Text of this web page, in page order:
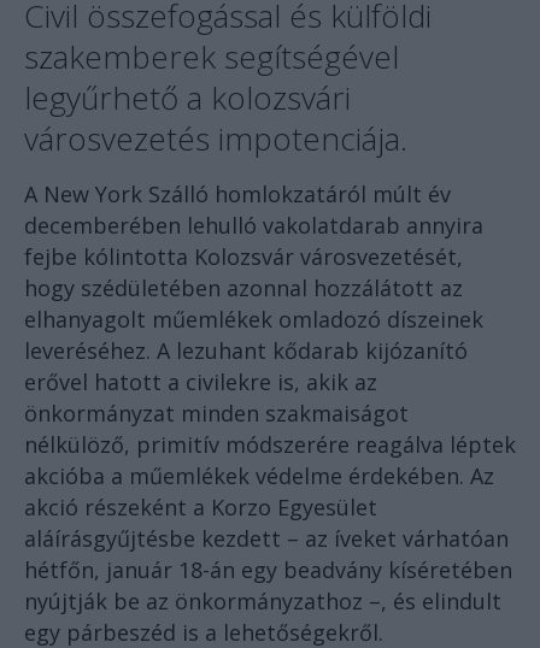
Civil összefogással és külföldi
szakemberek segítségével
legyűrhető a kolozsvári
városvezetés impotenciája.
A New York Szálló homlokzatáról múlt év
decemberében lehulló vakolatdarab annyira
fejbe kólintotta Kolozsvár városvezetését,
hogy szédületében azonnal hozzálátott az
elhanyagolt műemlékek omladozó díszeinek
leveréséhez. A lezuhant kődarab kijózanító
erővel hatott a civilekre is, akik az
önkormányzat minden szakmaiságot
nélkülöző, primitív módszerére reagálva léptek
akcióba a műemlékek védelme érdekében. Az
akció részeként a Korzo Egyesület
aláírásgyűjtésbe kezdett – az íveket várhatóan
hétfőn, január 18-án egy beadvány kíséretében
nyújtják be az önkormányzathoz –, és elindult
egy párbeszéd is a lehetőségekről.